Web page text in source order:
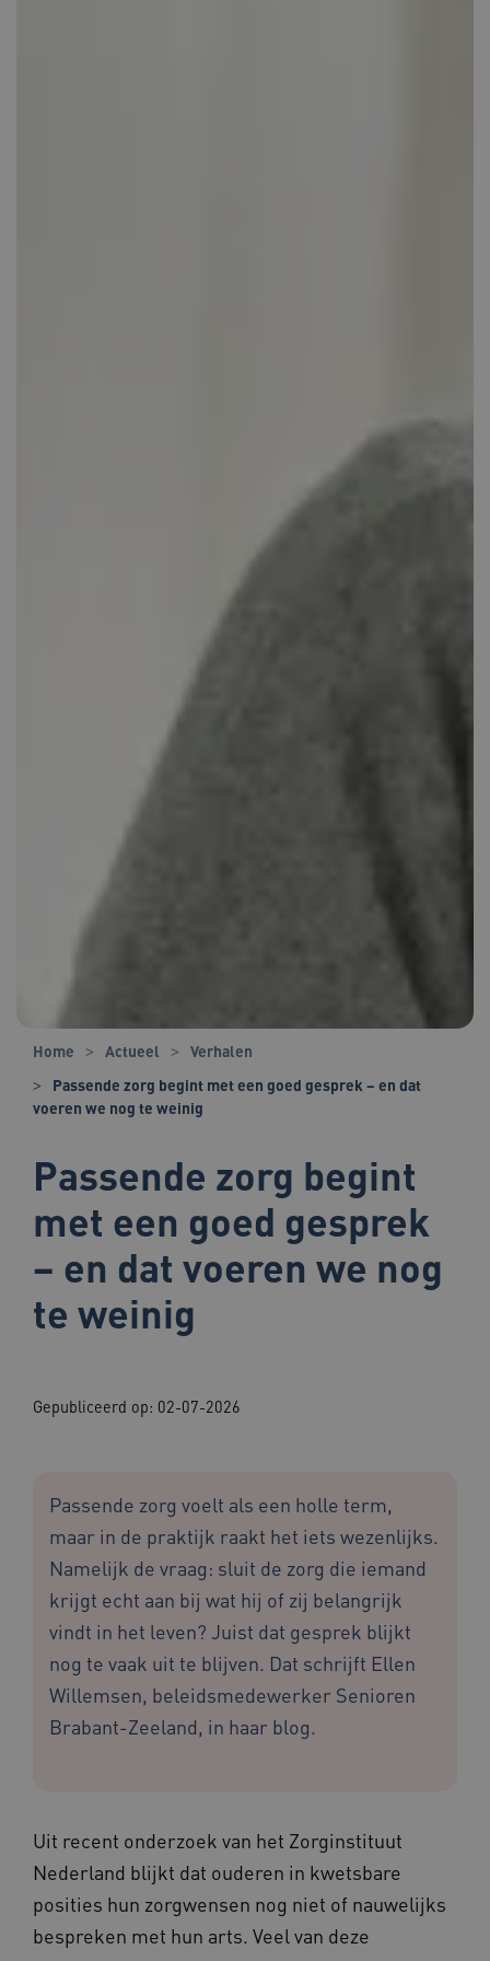
Home Actueel
Verhalen
Passende zorg begint met een goed gesprek – en dat
voeren we nog te weinig
Passende zorg begint
met een goed gesprek
– en dat voeren we nog
te weinig
Gepubliceerd op: 02-07-2026
Passende zorg voelt als een holle term,
maar in de praktijk raakt het iets wezenlijks.
Namelijk de vraag: sluit de zorg die iemand
krijgt echt aan bij wat hij of zij belangrijk
vindt in het leven? Juist dat gesprek blijkt
nog te vaak uit te blijven. Dat schrijft Ellen
Willemsen, beleidsmedewerker Senioren
Brabant-Zeeland, in haar blog.
Uit recent onderzoek van het Zorginstituut
Nederland blijkt dat ouderen in kwetsbare
posities hun zorgwensen nog niet of nauwelijks
bespreken met hun arts. Veel van deze